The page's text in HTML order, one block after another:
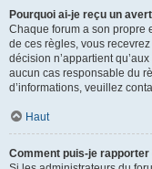
Pourquoi ai-je reçu un
Chaque forum a son propre
de ces règles, vous
décision n’appartient
aucun cas responsable du
d’informations, veuillez
Haut
Comment puis-je